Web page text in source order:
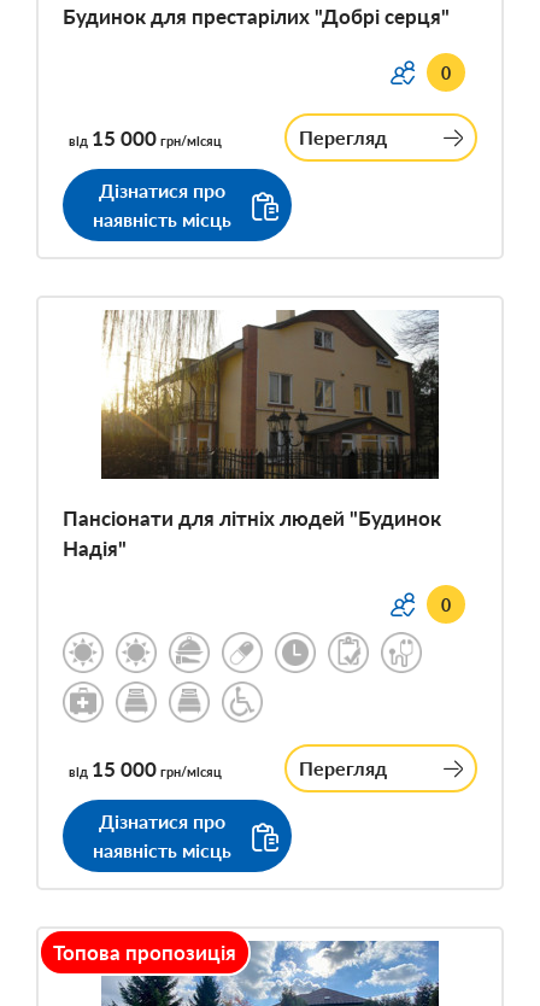
Будинок для престарілих "Добрі серця"
0
від 15 000 грн/місяц Перегляд
Дізнатися про
наявність місць
Пансіонати для літніх людей "Будинок
Надія"
0
від 15 000 грн/місяц Перегляд
Дізнатися про
наявність місць
Топова пропозиція